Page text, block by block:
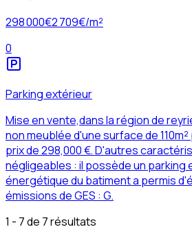
298 000€2 709€/m²
0
Parking extérieur
Mise en vente,dans la région de
non meublée d'une surface de
prix de 298,000 €. D'autres
négligeables : il possède un parking
énergétique du batiment a permis
émissions de GES : G.
1 - 7 de 7 résultats